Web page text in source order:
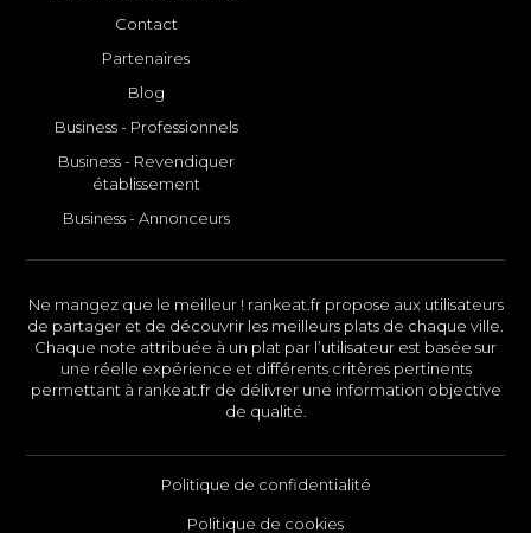
Contact
Partenaires
Blog
Business - Professionnels
Business - Revendiquer
établissement
Business - Annonceurs
Ne mangez que le meilleur ! rankeat.fr propose aux utilisateurs
de partager et de découvrir les meilleurs plats de chaque ville.
Chaque note attribuée à un plat par l’utilisateur est basée sur
une réelle expérience et différents critères pertinents
permettant à rankeat.fr de délivrer une information objective
de qualité.
Politique de confidentialité
Politique de cookies